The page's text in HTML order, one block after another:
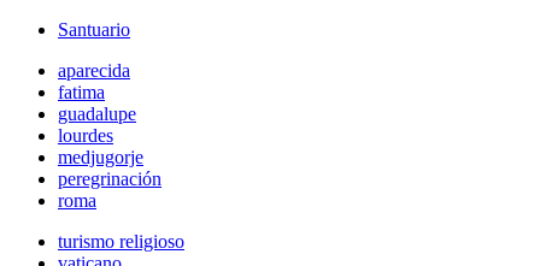
Santuario
aparecida
fatima
guadalupe
lourdes
medjugorje
peregrinación
roma
turismo religioso